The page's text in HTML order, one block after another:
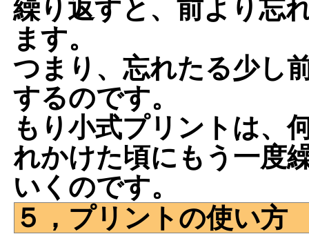
繰り返すと、前より忘
ます。
つまり、忘れたる少し
するのです。
もり小式プリントは、
れかけた頃にもう一度
いくのです。
５，プリントの使い方